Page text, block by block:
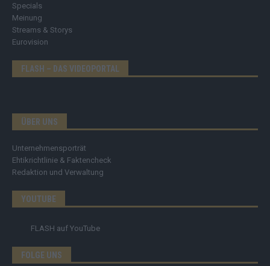
Specials
Meinung
Streams & Storys
Eurovision
FLASH – DAS VIDEOPORTAL
ÜBER UNS
Unternehmensporträt
Ehtikrichtlinie & Faktencheck
Redaktion und Verwaltung
YOUTUBE
FLASH auf YouTube
FOLGE UNS